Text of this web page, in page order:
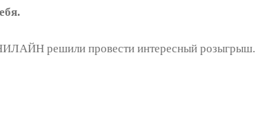
решили провести интересный розыгрыш.